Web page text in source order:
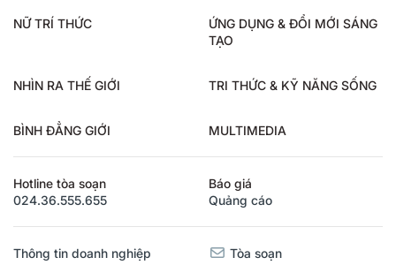
NỮ TRÍ THỨC
ỨNG DỤNG & ĐỔI MỚI SÁNG
TẠO
NHÌN RA THẾ GIỚI TRI THỨC & KỸ NĂNG SỐNG
BÌNH ĐẲNG GIỚI MULTIMEDIA
Hotline tòa soạn
024.36.555.655
Báo giá
Quảng cáo
Thông tin doanh nghiệp Tòa soạn